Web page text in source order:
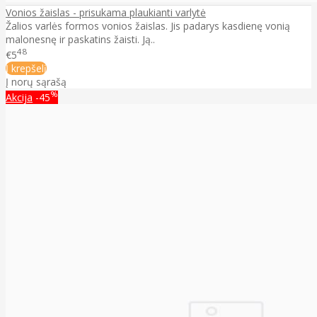
Vonios žaislas - prisukama plaukianti varlytė
Žalios varlės formos vonios žaislas. Jis padarys kasdienę vonią
malonesnę ir paskatins žaisti. Ją..
€548
Į krepšelį
Į norų sąrašą
Akcija -45%